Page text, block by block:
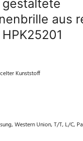
aus
Kunststoff
Western Union, T/T, L/C,